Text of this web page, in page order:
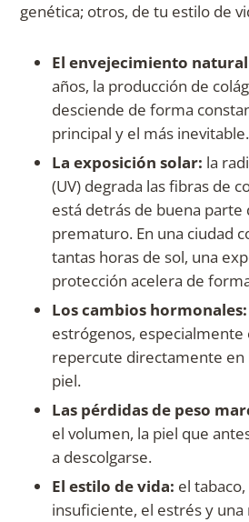
genética; otros, de tu estilo de
El envejecimiento
años, la producción de
desciende de forma
principal y el más inevitable.
La exposición solar: la
(UV) degrada las fibras de
está detrás de buena
prematuro. En una ciudad
tantas horas de sol, una
protección acelera de
Los cambios hormonales:
estrógenos, especialmente
repercute directamente en
piel.
Las pérdidas de peso
el volumen, la piel que
a descolgarse.
El estilo de vida: el
insuficiente, el estrés y